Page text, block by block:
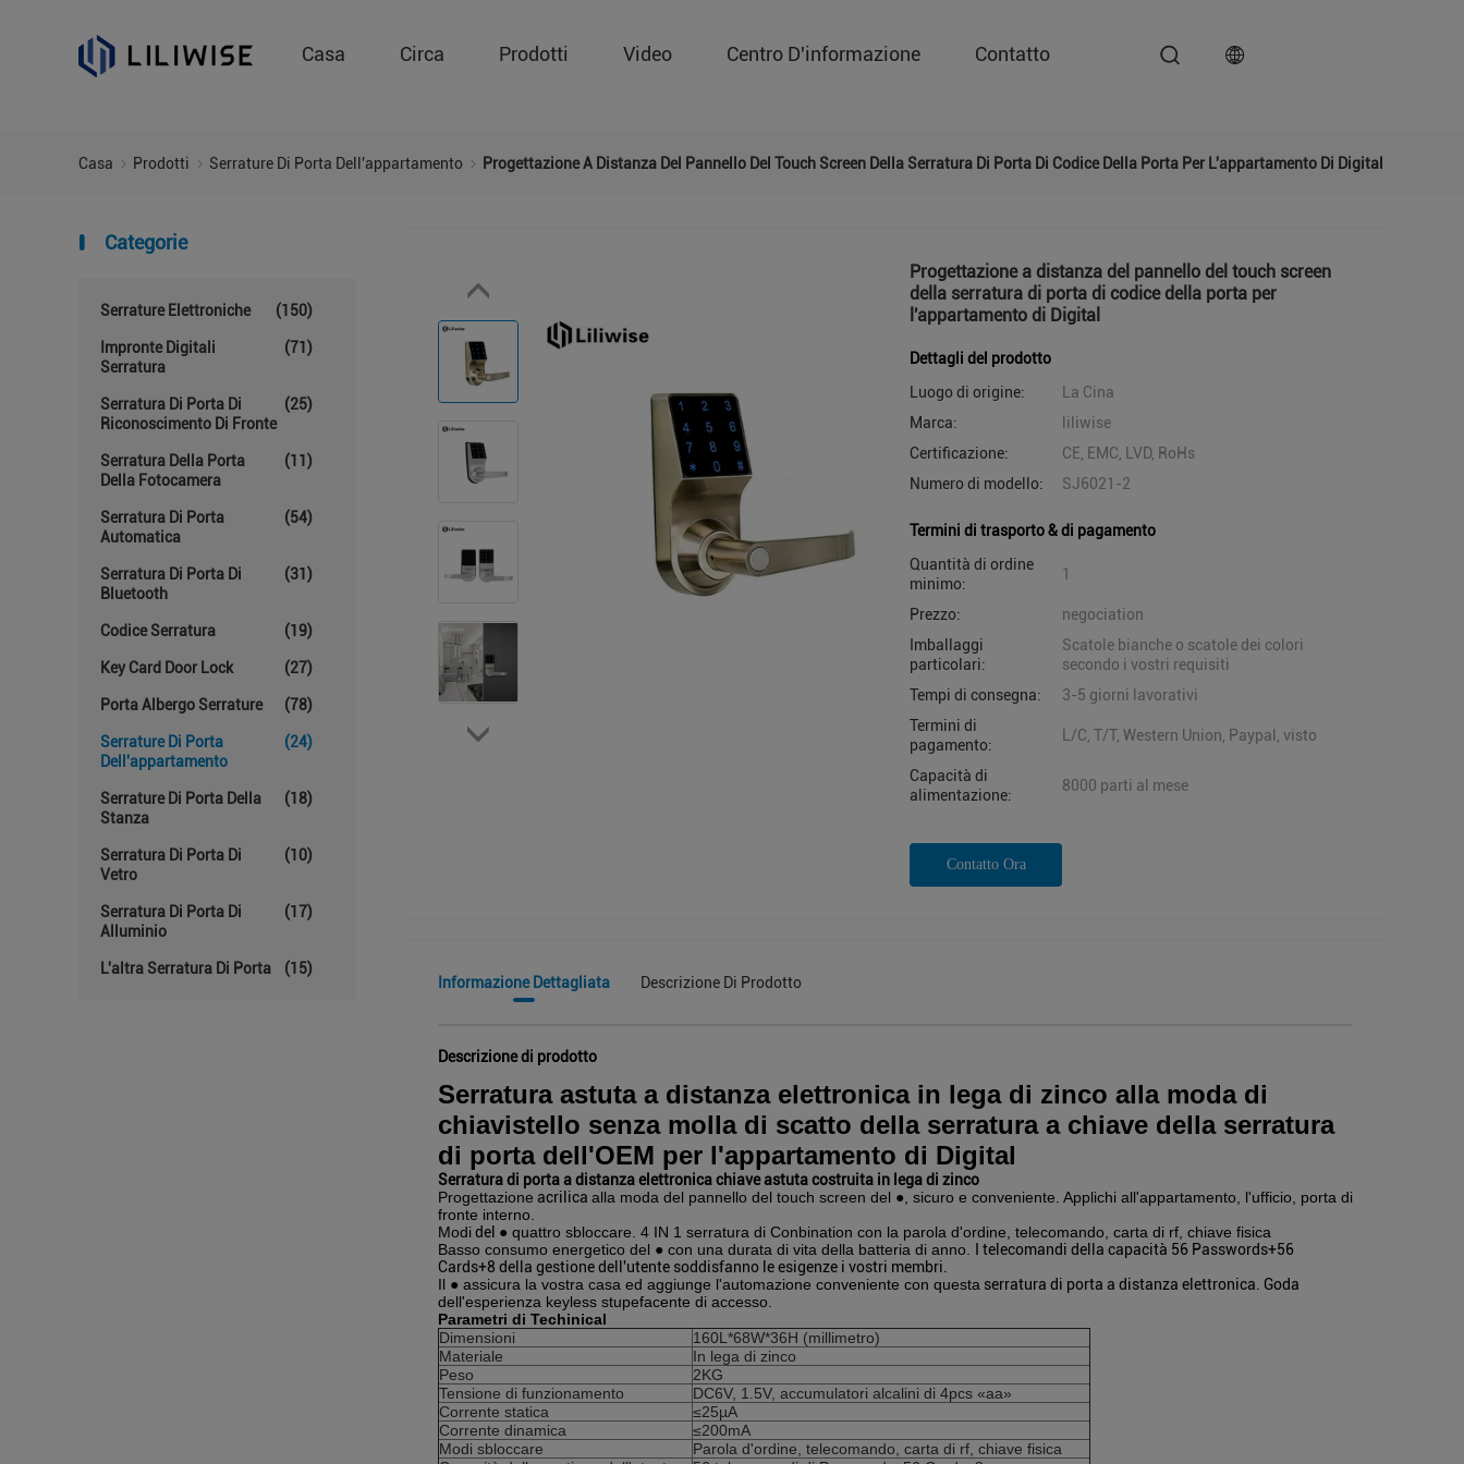
Casa Circa Prodotti Video Centro D'informazione Contatto
Casa Prodotti Serrature Di Porta Dell'appartamento Progettazione A Distanza Del Pannello Del Touch Screen Della Serratura Di Porta Di Codice Della Porta Per L'appartamento Di Digital
Categorie
Serrature Elettroniche (150)
Impronte Digitali
Serratura
(71)
Serratura Di Porta Di
Riconoscimento Di Fronte
(25)
Serratura Della Porta
Della Fotocamera
(11)
Serratura Di Porta
Automatica
(54)
Serratura Di Porta Di
Bluetooth
(31)
Codice Serratura (19)
Key Card Door Lock (27)
Porta Albergo Serrature (78)
Serrature Di Porta
Dell'appartamento
(24)
Serrature Di Porta Della
Stanza
(18)
Serratura Di Porta Di
Vetro
(10)
Serratura Di Porta Di
Alluminio
(17)
L'altra Serratura Di Porta (15)
Progettazione a distanza del pannello del touch screen
della serratura di porta di codice della porta per
l'appartamento di Digital
Dettagli del prodotto
Luogo di origine:
La Cina
Marca:
liliwise
Certificazione:
CE, EMC, LVD, RoHs
Numero di modello:
SJ6021-2
Termini di trasporto & di pagamento
Quantità di ordine
minimo:
1
Prezzo:
negociation
Imballaggi
particolari:
Scatole bianche o scatole dei colori
secondo i vostri requisiti
Tempi di consegna:
3-5 giorni lavorativi
Termini di
pagamento:
L/C, T/T, Western Union, Paypal, visto
Capacità di
alimentazione:
8000 parti al mese
Contatto Ora
Informazione Dettagliata Descrizione Di Prodotto
Descrizione di prodotto
Serratura astuta a distanza elettronica in lega di zinco alla moda di
chiavistello senza molla di scatto della serratura a chiave della serratura
di porta dell'OEM per l'appartamento di Digital
Serratura di porta a distanza elettronica chiave astuta costruita in lega di zinco
Progettazione acrilica alla moda del pannello del touch screen del ●, sicuro e conveniente. Applichi all'appartamento, l'ufficio, porta di
fronte interno.
Modi del ● quattro sbloccare. 4 IN 1 serratura di Conbination con la parola d'ordine, telecomando, carta di rf, chiave fisica
Basso consumo energetico del ● con una durata di vita della batteria di anno.
I telecomandi della capacità 56 Passwords+56
Cards+8 della gestione dell'utente soddisfanno le esigenze i vostri membri.
Il ● assicura la vostra casa ed aggiunge l'automazione conveniente con questa serratura di porta a distanza elettronica. Goda
dell'esperienza keyless stupefacente di accesso.
Parametri di Techinical
Dimensioni
160L*68W*36H (millimetro)
Materiale
In lega di zinco
Peso
2KG
Tensione di funzionamento
DC6V, 1.5V, accumulatori alcalini di 4pcs «aa»
Corrente statica
≤25µA
Corrente dinamica
≤200mA
Modi sbloccare
Parola d'ordine, telecomando, carta di rf, chiave fisica